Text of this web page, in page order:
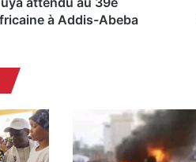
à Addis-Abeba
l